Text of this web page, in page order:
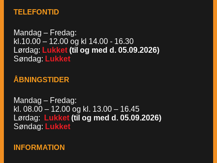
TELEFONTID
Mandag – Fredag:
kl.10.00 – 12.00 og kl 14.00 - 16.30
Lørdag: Lukket (til og med d. 05.09.2026)
Søndag: Lukket
ÅBNINGSTIDER
Mandag – Fredag:
kl. 08.00 – 12.00 og kl. 13.00 – 16.45
Lørdag:
Lukket (til og med d. 05.09.2026)
Søndag: Lukket
INFORMATION